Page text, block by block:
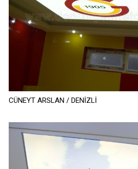
CÜNEYT ARSLAN / DENİZLİ